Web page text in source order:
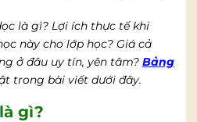
là gì? Lợi ích thực tế khi
này cho lớp học? Giá cả
ở đâu uy tín, yên tâm? Bảng
trong bài viết dưới đây.
gì?